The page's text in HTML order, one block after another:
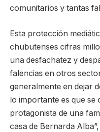
comunitarios y tantas
Esta protección
chubutenses cifras
una desfachatez y
falencias en otros
generalmente en dejar
lo importante es que se
protagonista de una
casa de Bernarda